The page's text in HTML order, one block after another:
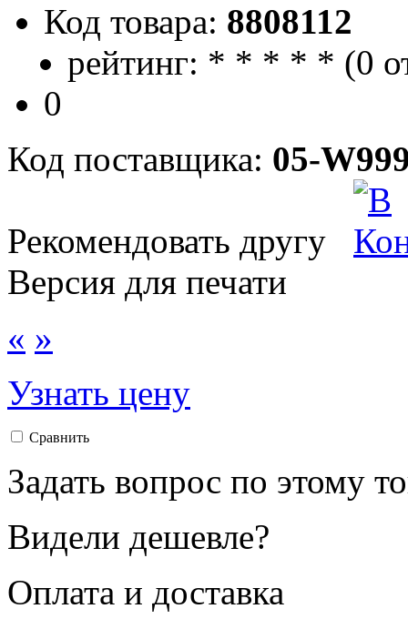
Код товара: 8808112
рейтинг: * * * * * (0
0
Код поставщика: 05-
Рекомендовать другу
Версия для печати
« »
Узнать цену
Сравнить
Задать вопрос по этому
Видели дешевле?
Оплата и доставка